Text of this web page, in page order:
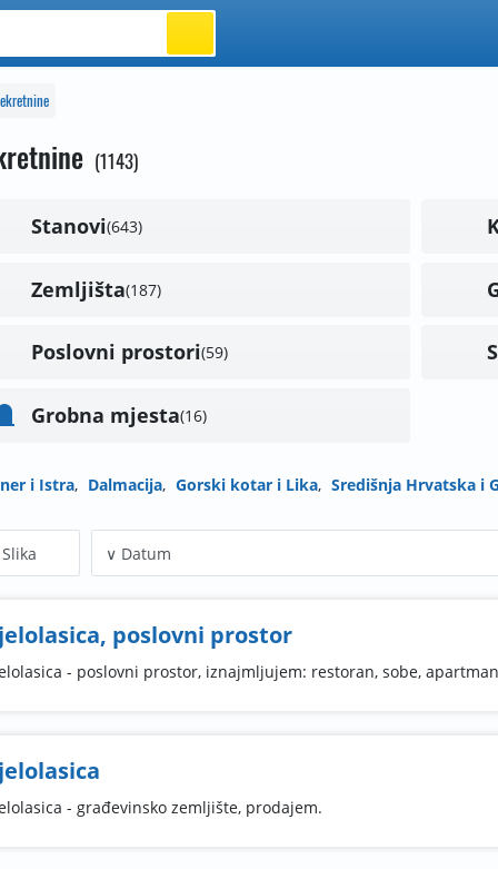
1143
Stanovi 643
Zemljišta 187
Poslovni prostori 59
Grobna mjesta 16
i Istra Dalmacija Gorski kotar i Lika Središnja Hrvatska i
Slika
poslovni prostor
- poslovni prostor, iznajmljujem: restoran, sobe,
- građevinsko zemljište, prodajem.